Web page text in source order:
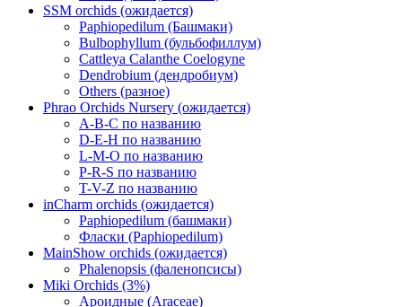
SSM orchids (ожидается)
Paphiopedilum (Башмаки)
Bulbophyllum (бульбофиллум)
Cattleya Calanthe Coelogyne
Dendrobium (дендробиум)
Others (разное)
Phrao Orchids Nursery (ожидается)
A-B-C по названию
D-E-H по названию
L-M-O по названию
P-R-S по названию
T-V-Z по названию
inCharm orchids (ожидается)
Paphiopedilum (башмаки)
Фласки (Paphiopedilum)
MainShow orchids (ожидается)
Phalenopsis (фаленопсисы)
Miki Orchids (3%)
Ароидные (Araceae)